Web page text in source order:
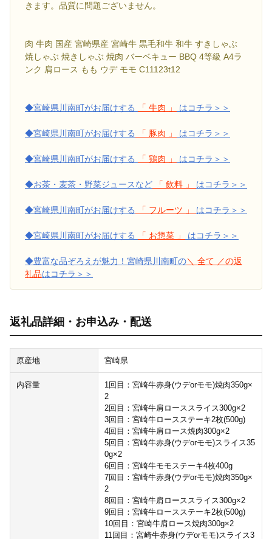
きます。品質に問題ございません。
肉 牛肉 国産 宮崎県産 宮崎牛 黒毛和牛 和牛 すきしゃぶ
焼しゃぶ 焼きしゃぶ 焼肉 バーベキュー BBQ 4等級 A4ラ
ンク 肩ロース もも ウデ モモ C11123t12
◆宮崎県川南町がお届けする 「 牛肉 」 はコチラ＞＞
◆宮崎県川南町がお届けする 「 豚肉 」 はコチラ＞＞
◆宮崎県川南町がお届けする 「 鶏肉 」 はコチラ＞＞
◆お茶・麦茶・野菜ジュースなど 「 飲料 」 はコチラ＞＞
◆宮崎県川南町がお届けする 「 フルーツ 」 はコチラ＞＞
◆宮崎県川南町がお届けする 「 お惣菜 」 はコチラ＞＞
◆豊富な品ぞろえが魅力！宮崎県川南町の＼ 全て ／の返
礼品はコチラ＞＞
返礼品詳細・お申込み・配送
原産地 宮崎県
内容量
1回目：宮崎牛赤身(ウデorモモ)焼肉350g×
2
2回目：宮崎牛肩ローススライス300g×2
3回目：宮崎牛ロースステーキ2枚(500g)
4回目：宮崎牛肩ロース焼肉300g×2
5回目：宮崎牛赤身(ウデorモモ)スライス35
0g×2
6回目：宮崎牛モモステーキ4枚400g
7回目：宮崎牛赤身(ウデorモモ)焼肉350g×
2
8回目：宮崎牛肩ローススライス300g×2
9回目：宮崎牛ロースステーキ2枚(500g)
10回目：宮崎牛肩ロース焼肉300g×2
11回目：宮崎牛赤身(ウデorモモ)スライス3